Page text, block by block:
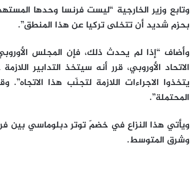
وتابع وزير الخارجية “ليست فرنسا وحدها
بحزم شديد أن تتخلى تركيا عن هذا المنطق”.
الاتحاد الأوروبي، قرر أنه سيتخذ التدابير
يتخذوا الاجراءات اللازمة لتجنّب هذا
المحتملة”.
ويأتي هذا النزاع في خضمّ توتر دبلوماسي بين
وشرق المتوسط.